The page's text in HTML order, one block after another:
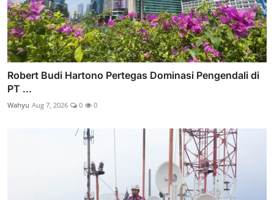
Robert Budi Hartono Pertegas Dominasi Pengendali di
PT ...
Wahyu Aug 7, 2026 0 0